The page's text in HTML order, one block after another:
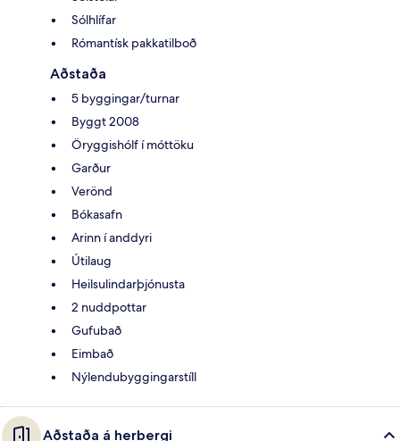
Sólhlífar
Rómantísk pakkatilboð
Aðstaða
5 byggingar/turnar
Byggt 2008
Öryggishólf í móttöku
Garður
Verönd
Bókasafn
Arinn í anddyri
Útilaug
Heilsulindarþjónusta
2 nuddpottar
Gufubað
Eimbað
Nýlendubyggingarstíll
Aðstaða á herbergi